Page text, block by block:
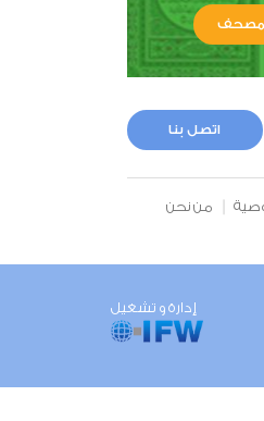
اتصل بنا
من نحن
إدارة و تشغيل